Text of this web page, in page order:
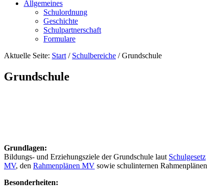
Allgemeines
Schulordnung
Geschichte
Schulpartnerschaft
Formulare
Aktuelle Seite: Start / Schulbereiche /Grundschule
Grundschule
Grundlagen:
Bildungs- und Erziehungsziele der Grundschule laut Schulgesetz
MV, den Rahmenplänen MV sowie schulinternen Rahmenplänen
Besonderheiten: